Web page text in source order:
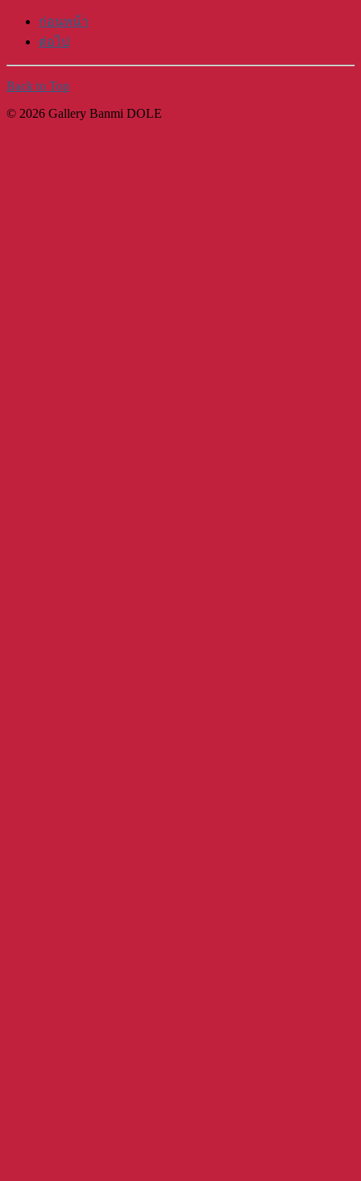
ก่อนหน้า
ต่อไป
Back to Top
© 2026 Gallery Banmi DOLE